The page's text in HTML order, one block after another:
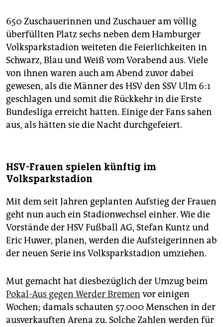
650 Zuschauerinnen und Zuschauer am völlig
überfüllten Platz sechs neben dem Hamburger
Volksparkstadion weiteten die Feierlichkeiten in
Schwarz, Blau und Weiß vom Vorabend aus. Viele
von ihnen waren auch am Abend zuvor dabei
gewesen, als die Männer des HSV den SSV Ulm 6:1
geschlagen und somit die Rückkehr in die Erste
Bundesliga erreicht hatten. Einige der Fans sahen
aus, als hätten sie die Nacht durchgefeiert.
HSV-Frauen spielen künftig im
Volksparkstadion
Mit dem seit Jahren geplanten Aufstieg der Frauen
geht nun auch ein Stadionwechsel einher. Wie die
Vorstände der HSV Fußball AG, Stefan Kuntz und
Eric Huwer, planen, werden die Aufsteigerinnen ab
der neuen Serie ins Volksparkstadion umziehen.
Mut gemacht hat diesbezüglich der Umzug beim
Pokal-Aus gegen Werder Bremen vor einigen
Wochen; damals schauten 57.000 Menschen in der
ausverkauften Arena zu. Solche Zahlen werden für